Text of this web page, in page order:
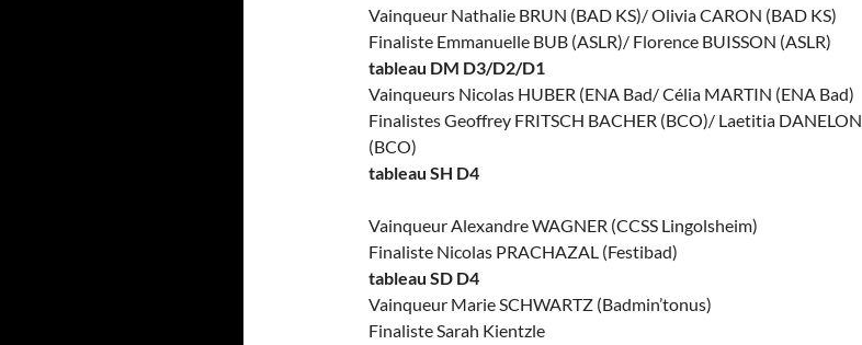
Vainqueur Nathalie BRUN (BAD KS)/ Olivia CARON (BAD KS)
Finaliste Emmanuelle BUB (ASLR)/ Florence BUISSON (ASLR)
tableau DM D3/D2/D1
Vainqueurs Nicolas HUBER (ENA Bad/ Célia MARTIN (ENA Bad)
Finalistes Geoffrey FRITSCH BACHER (BCO)/ Laetitia DANELON
(BCO)
tableau SH D4
Vainqueur Alexandre WAGNER (CCSS Lingolsheim)
Finaliste Nicolas PRACHAZAL (Festibad)
tableau SD D4
Vainqueur Marie SCHWARTZ (Badmin’tonus)
Finaliste Sarah Kientzle